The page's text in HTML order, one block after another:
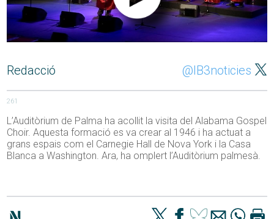
Redacció @IB3noticies
261
L’Auditòrium de Palma ha acollit la visita del Alabama Gospel
Choir. Aquesta formació es va crear al 1946 i ha actuat a
grans espais com el Carnegie Hall de Nova York i la Casa
Blanca a Washington. Ara, ha omplert l’Auditòrium palmesà.